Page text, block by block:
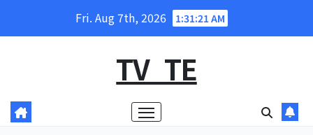
Fri. Aug 7th, 2026 1:31:22 AM
TV_TE